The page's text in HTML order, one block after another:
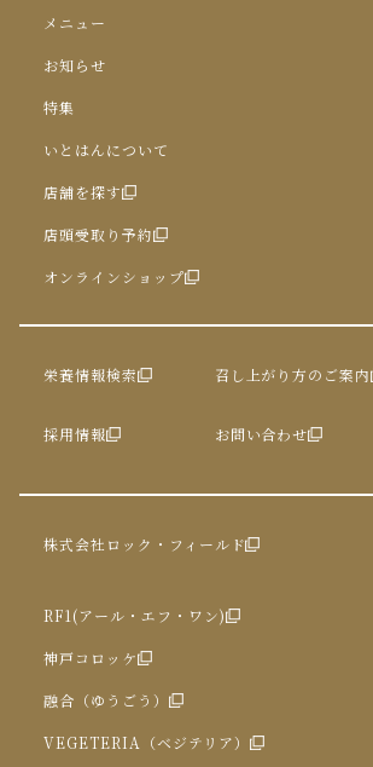
メニュー
お知らせ
特集
いとはんについて
店舗を探す
店頭受取り予約
オンラインショップ
栄養情報検索 召し上がり方のご案内
採用情報 お問い合わせ
株式会社ロック・フィールド
RF1(アール・エフ・ワン)
神戸コロッケ
融合（ゆうごう）
VEGETERIA（ベジテリア）